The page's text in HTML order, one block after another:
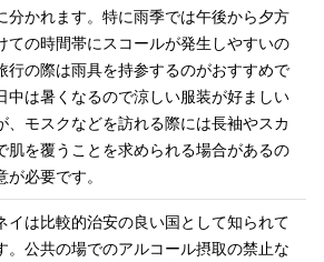
分かれます。特に雨季では午後から夕方
ての時間帯にスコールが発生しやすいの
行の際は雨具を持参するのがおすすめで
中は暑くなるので涼しい服装が好ましい
、モスクなどを訪れる際には長袖やスカ
肌を覆うことを求められる場合があるの
が必要です。
イは比較的治安の良い国として知られて
。公共の場でのアルコール摂取の禁止な